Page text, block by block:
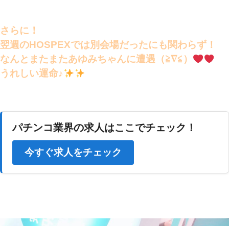
さらに！
翌週のHOSPEXでは別会場だったにも関わらず！
なんとまたまたあゆみちゃんに遭遇（≧∇≦）
うれしい運命♪
パチンコ業界の求人はここでチェック！
今すぐ求人をチェック